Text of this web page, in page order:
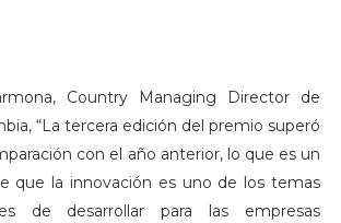
Country Managing Director de
“La tercera edición del premio superó
con el año anterior, lo que es un
que la innovación es uno de los temas
de desarrollar para las empresas